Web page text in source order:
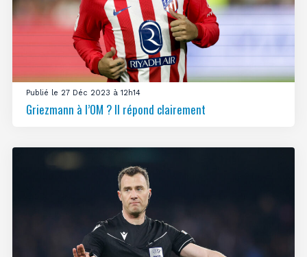
Publié le 27 Déc 2023 à 12h14
Griezmann à l’OM ? Il répond clairement